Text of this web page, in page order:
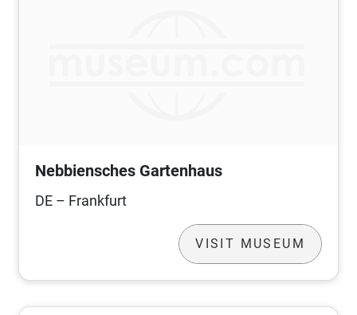
Nebbiensches Gartenhaus
DE – Frankfurt
VISIT MUSEUM